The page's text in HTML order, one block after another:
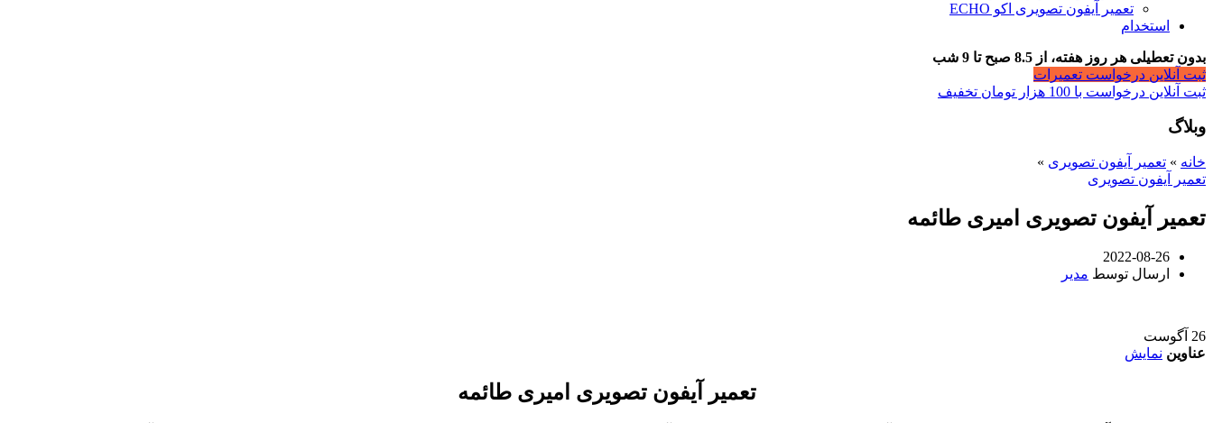
تعمیر آیفون تصویری اکو ECHO
استخدام
بدون تعطیلی هر روز هفته، از 8.5 صبح تا 9 شب
ثبت آنلاین درخواست تعمیرات
ثبت آنلاین درخواست با 100 هزار تومان تخفیف
وبلاگ
خانه » تعمیر آیفون تصویری »
تعمیر آیفون تصویری
تعمیر آیفون تصویری امیری طائمه
2022-08-26
ارسال توسط مدیر
26 آگوست
عناوین نمایش
تعمیر آیفون تصویری امیری طائمه